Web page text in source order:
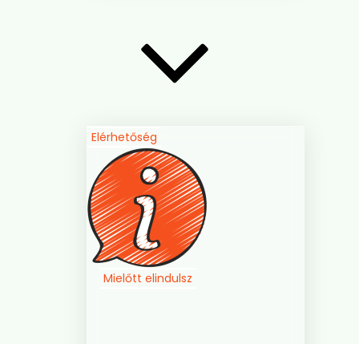
Elérhetőség
Mielőtt elindulsz